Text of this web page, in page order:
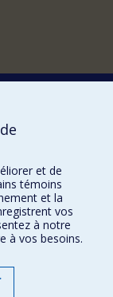
et de
témoins
et la
vos
à notre
à vos besoins.